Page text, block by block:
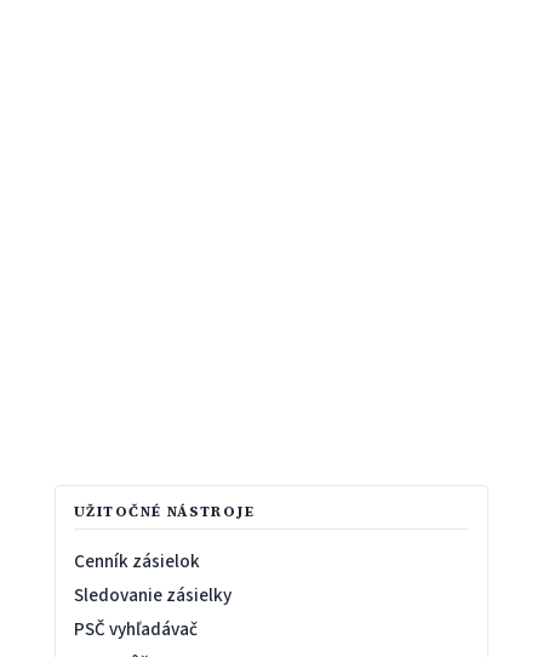
UŽITOČNÉ NÁSTROJE
Cenník zásielok
Sledovanie zásielky
PSČ vyhľadávač